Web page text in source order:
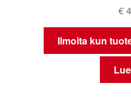
€
Ilmoita kun